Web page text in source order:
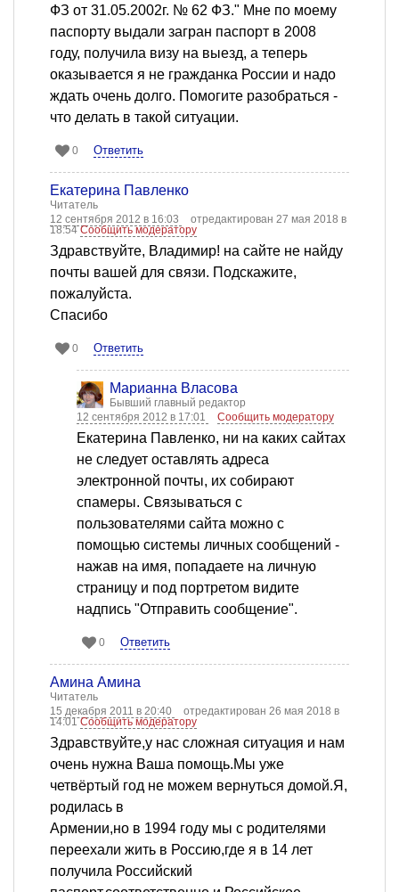
ФЗ от 31.05.2002г. № 62 ФЗ." Мне по моему
паспорту выдали загран паспорт в 2008
году, получила визу на выезд, а теперь
оказывается я не гражданка России и надо
ждать очень долго. Помогите разобраться -
что делать в такой ситуации.
0 Ответить
Екатерина Павленко
Читатель
12 сентября 2012 в 16:03
отредактирован 27 мая 2018 в
18:54Сообщить модератору
Здравствуйте, Владимир! на сайте не найду
почты вашей для связи. Подскажите,
пожалуйста.
Спасибо
0 Ответить
Марианна Власова
Бывший главный редактор
12 сентября 2012 в 17:01
Сообщить модератору
Екатерина Павленко, ни на каких сайтах
не следует оставлять адреса
электронной почты, их собирают
спамеры. Связываться с
пользователями сайта можно с
помощью системы личных сообщений -
нажав на имя, попадаете на личную
страницу и под портретом видите
надпись "Отправить сообщение".
0 Ответить
Амина Амина
Читатель
15 декабря 2011 в 20:40
отредактирован 26 мая 2018 в
14:01Сообщить модератору
Здравствуйте,у нас сложная ситуация и нам
очень нужна Ваша помощь.Мы ужe
четвёртый год не можем вернуться домой.Я,
родилась в
Армении,но в 1994 году мы с родителями
переехали жить в Россию,где я в 14 лет
получила Российский